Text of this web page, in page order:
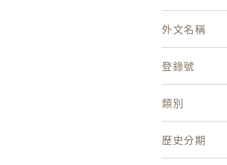
外文名稱
登錄號
類別
歷史分期